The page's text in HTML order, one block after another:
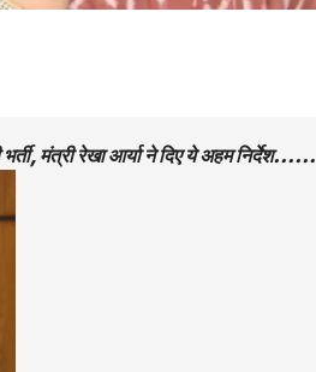
मंत्री रेखा आर्या ने दिए ये अहम निर्देश……